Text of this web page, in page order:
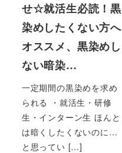
せ☆就活生必読！黒
染めしたくない方へ
オススメ、黒染めし
ない暗染…
一定期間の黒染めを求め
られる ・就活生・研修
生・インターン生 ほんと
は暗くしたくないのに…
と思ってい […]